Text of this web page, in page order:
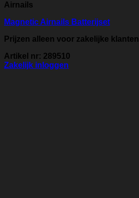
Airnails
Magnetic Airnails Batterijset
Prijzen alleen voor zakelijke klanten
Artikel nr: 289510
Zakelijk inloggen